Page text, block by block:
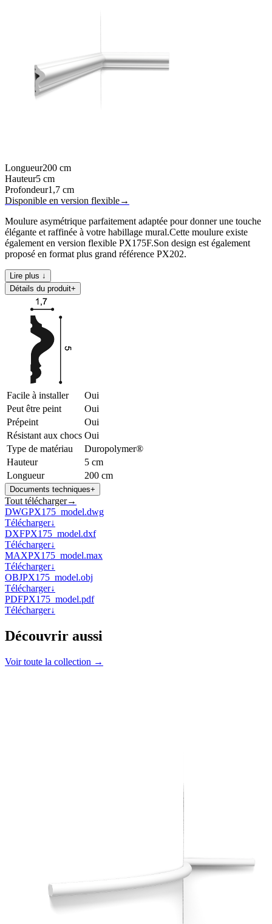
Longueur200 cm
Hauteur5 cm
Profondeur1,7 cm
Disponible en version flexible→
Moulure asymétrique parfaitement adaptée pour donner une touche
élégante et raffinée à votre habillage mural.Cette moulure existe
également en version flexible PX175F.Son design est également
proposé en format plus grand référence PX202.
Lire plus ↓
Détails du produit+
Facile à installer
Oui
Peut être peint
Oui
Prépeint
Oui
Résistant aux chocs Oui
Type de matériau
Duropolymer®
Hauteur
5 cm
Longueur
200 cm
Documents techniques+
Tout télécharger→
DWGPX175_model.dwg
Télécharger↓
DXFPX175_model.dxf
Télécharger↓
MAXPX175_model.max
Télécharger↓
OBJPX175_model.obj
Télécharger↓
PDFPX175_model.pdf
Télécharger↓
Découvrir aussi
Voir toute la collection →